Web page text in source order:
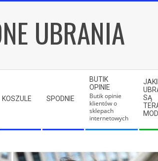
UBRANIA
KOSZULE SPODNIE
BUTIK
OPINIE
Butik opinie
klientów o
sklepach
internetowych
SĄ